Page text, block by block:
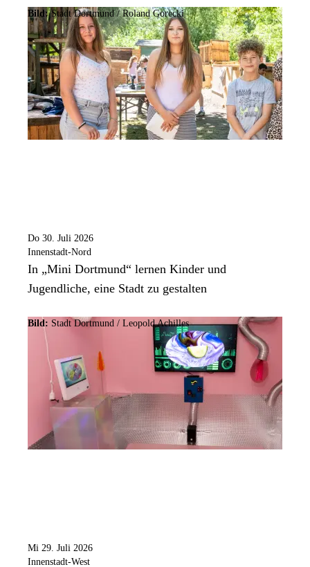
Bild:Stadt Dortmund / Roland Gorecki
Do 30. Juli 2026
Innenstadt-Nord
In „Mini Dortmund“ lernen Kinder und
Jugendliche, eine Stadt zu gestalten
Bild: Stadt Dortmund / Leopold Achilles
Mi 29. Juli 2026
Innenstadt-West